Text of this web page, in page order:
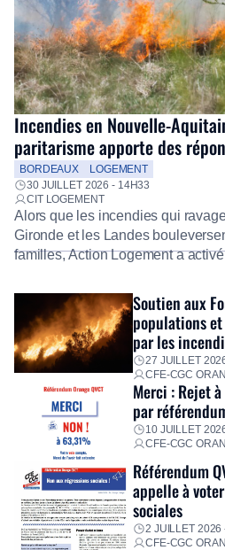
Incendies en Nouvelle-
paritarisme apporte des
salariés
BORDEAUX
LOGEMENT
30 JUILLET 2026 - 14H33
CIT LOGEMENT
Alors que les incendies qui
Gironde et les Landes
familles, Action Logement a
Fidèle à sa mission d’utilité
immédiatement ses équipes afin
personnalisé, des aides
premières dépenses, […]
Soutien aux
populations
par les
27 JUILLET
CFE-CGC
Merci : Rejet
par
10 JUILLET
CFE-CGC
Référendum
appelle à
sociales
2 JUILLET 2026
CFE-CGC